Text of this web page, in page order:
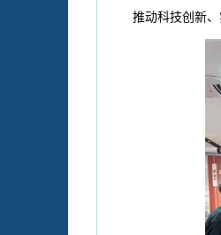
推动科技创新